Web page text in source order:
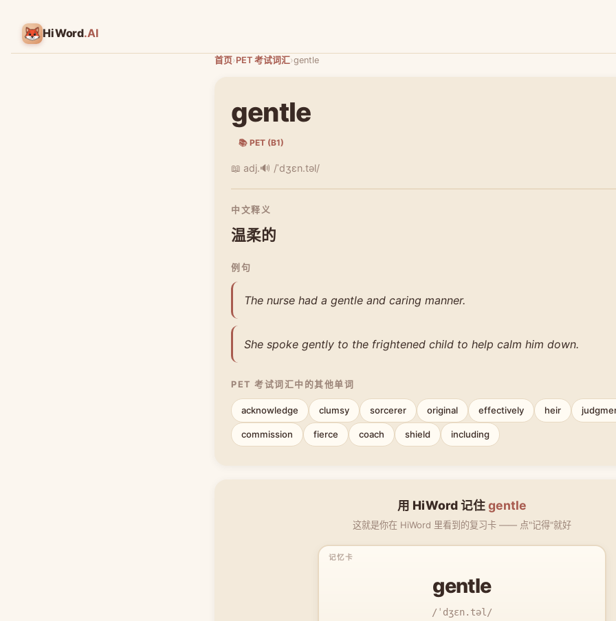
HiWord.AI
首页›PET 考试词汇›gentle
gentle
📚 PET (B1)
📖 adj.🔊 /ˈdʒɛn.təl/
中文释义
温柔的
例句
The nurse had a gentle and caring manner.
She spoke gently to the frightened child to help calm him down.
PET 考试词汇中的其他单词
acknowledge clumsy sorcerer original effectively heir
commission fierce coach shield including
用 HiWord 记住gentle
这就是你在 HiWord 里看到的复习卡 —— 点"记得"就好
gentle
/ˈdʒɛn.təl/